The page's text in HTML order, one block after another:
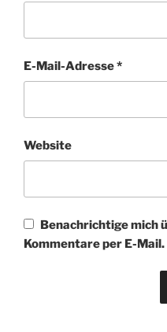
E-Mail-Adresse*
Website
Benachrichtige mich
Kommentare per E-Mail.